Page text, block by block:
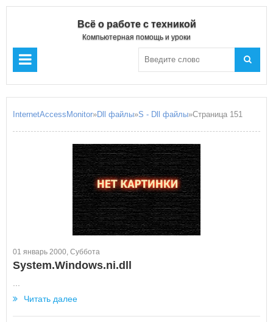
Всё о работе с техникой
Компьютерная помощь и уроки
InternetAccessMonitor»Dll файлы»S - Dll файлы»Страница 151
01 январь 2000, Суббота
System.Windows.ni.dll
Читать далее